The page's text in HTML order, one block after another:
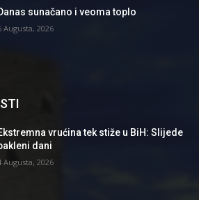
sunačano i veoma toplo
Augusta, 2026
vrućina tek stiže u BiH: Slijede
dani
Augusta, 2026